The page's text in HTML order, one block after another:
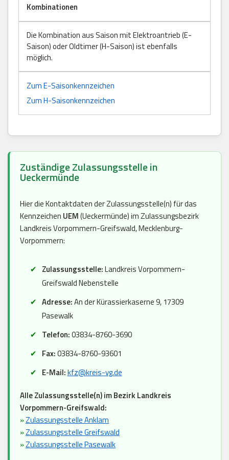
Kombinationen
Die Kombination aus Saison mit Elektroantrieb (E-
Saison) oder Oldtimer (H-Saison) ist ebenfalls
möglich.
Zum E-Saisonkennzeichen
Zum H-Saisonkennzeichen
Zuständige Zulassungsstelle in
Ueckermünde
Hier die Kontaktdaten der Zulassungsstelle(n) für das
Kennzeichen UEM(Ueckermünde) im Zulassungsbezirk
Landkreis Vorpommern-Greifswald, Mecklenburg-
Vorpommern:
Zulassungsstelle:Landkreis Vorpommern-
Greifswald Nebenstelle
Adresse:An der Kürassierkaserne 9, 17309
Pasewalk
Telefon:03834-8760-3690
Fax:03834-8760-93601
E-Mail:kfz@kreis-vg.de
Alle Zulassungsstelle(n) im Bezirk Landkreis
Vorpommern-Greifswald:
»Zulassungsstelle Anklam
»Zulassungsstelle Greifswald
»Zulassungsstelle Pasewalk